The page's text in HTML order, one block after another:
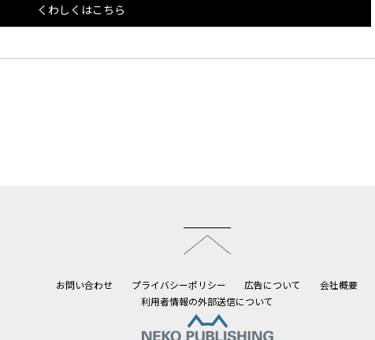
くわしくはこちら
お問い合わせ プライバシーポリシー 広告について
会社概要
利用者情報の外部送信について